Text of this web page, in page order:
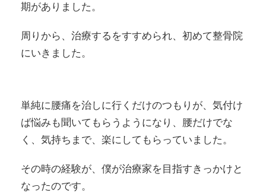
期がありました。
周りから、治療するをすすめられ、初めて整骨院
にいきました。
単純に腰痛を治しに行くだけのつもりが、気付け
ば悩みも聞いてもらうようになり、腰だけでな
く、気持ちまで、楽にしてもらっていました。
その時の経験が、僕が治療家を目指すきっかけと
なったのです。